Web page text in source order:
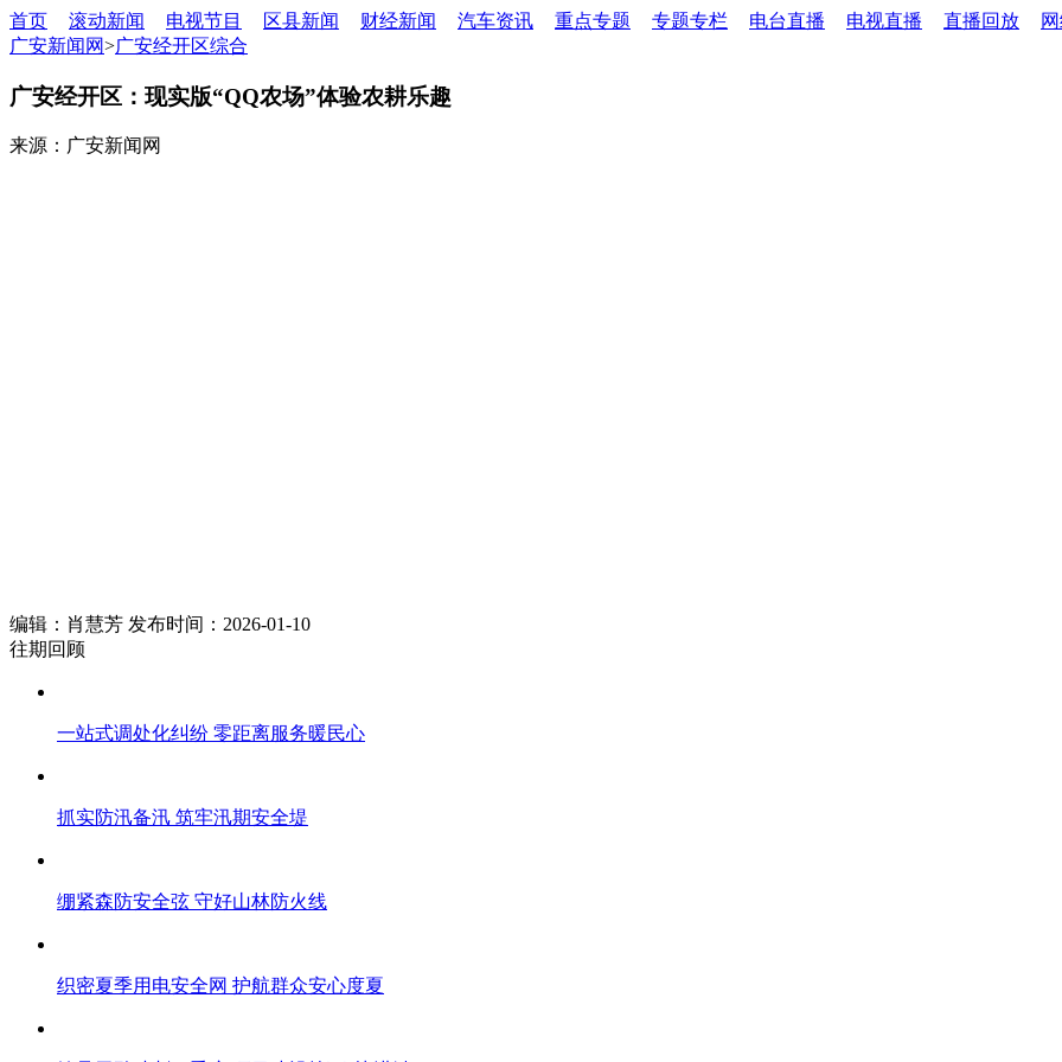
首页 滚动新闻 电视节目 区县新闻 财经新闻 汽车资讯 重点专题 专题专栏 电台直播 电视直播 直播回放
广安新闻网>广安经开区综合
广安经开区：现实版“QQ农场”体验农耕乐趣
来源：广安新闻网
编辑：肖慧芳 发布时间：2026-01-10
往期回顾
一站式调处化纠纷 零距离服务暖民心
抓实防汛备汛 筑牢汛期安全堤
绷紧森防安全弦 守好山林防火线
织密夏季用电安全网 护航群众安心度夏